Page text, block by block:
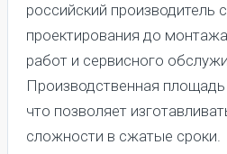
российский производитель
проектирования до
работ и сервисного
Производственная
что позволяет
сложности в сжатые сроки.